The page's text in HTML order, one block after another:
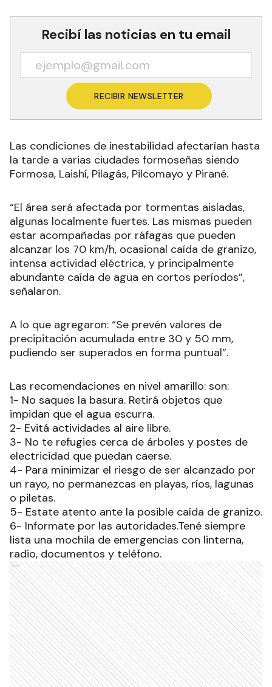
Recibí las noticias en tu email
RECIBIR NEWSLETTER
Las condiciones de inestabilidad afectarían hasta
la tarde a varias ciudades formoseñas siendo
Formosa, Laishí, Pilagás, Pilcomayo y Pirané.
“El área será afectada por tormentas aisladas,
algunas localmente fuertes. Las mismas pueden
estar acompañadas por ráfagas que pueden
alcanzar los 70 km/h, ocasional caída de granizo,
intensa actividad eléctrica, y principalmente
abundante caída de agua en cortos períodos”,
señalaron.
A lo que agregaron: “Se prevén valores de
precipitación acumulada entre 30 y 50 mm,
pudiendo ser superados en forma puntual”.
Las recomendaciones en nivel amarillo: son:
1- No saques la basura. Retirá objetos que
impidan que el agua escurra.
2- Evitá actividades al aire libre.
3- No te refugies cerca de árboles y postes de
electricidad que puedan caerse.
4- Para minimizar el riesgo de ser alcanzado por
un rayo, no permanezcas en playas, ríos, lagunas
o piletas.
5- Estate atento ante la posible caída de granizo.
6- Informate por las autoridades.Tené siempre
lista una mochila de emergencias con linterna,
radio, documentos y teléfono.
Ads